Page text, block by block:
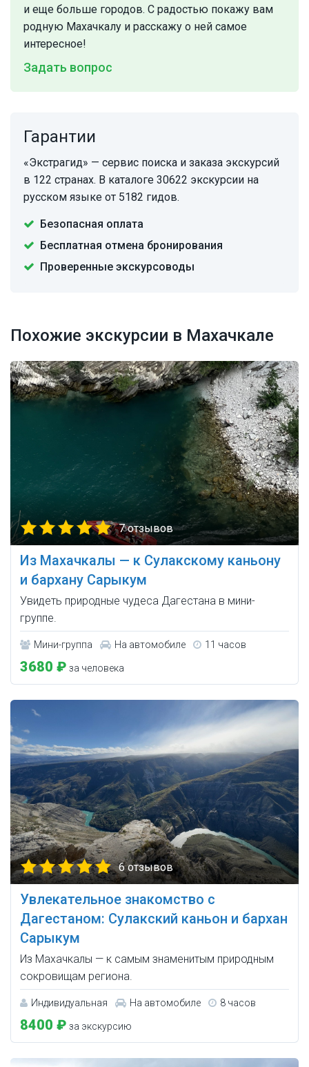
и еще больше городов. С радостью покажу вам
родную Махачкалу и расскажу о ней самое
интересное!
Задать вопрос
Гарантии
«Экстрагид» — сервис поиска и заказа экскурсий
в 122 странах. В каталоге 30622 экскурсии на
русском языке от 5182 гидов.
Безопасная оплата
Бесплатная отмена бронирования
Проверенные экскурсоводы
Похожие экскурсии в Махачкале
7 отзывов
Из Махачкалы — к Сулакскому каньону
и бархану Сарыкум
Увидеть природные чудеса Дагестана в мини-
группе.
Мини-группа На автомобиле 11 часов
3680 ₽ за человека
6 отзывов
Увлекательное знакомство с
Дагестаном: Сулакский каньон и бархан
Сарыкум
Из Махачкалы — к самым знаменитым природным
сокровищам региона.
Индивидуальная На автомобиле 8 часов
8400 ₽ за экскурсию